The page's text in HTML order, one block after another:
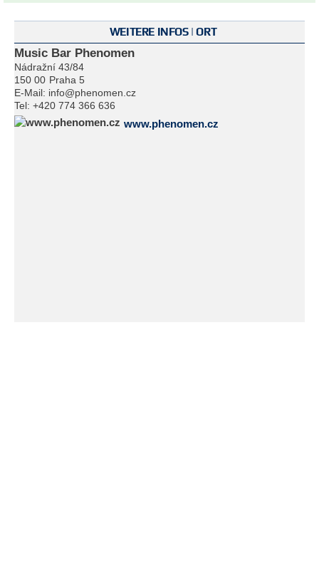
WEITERE INFOS | ORT
Music Bar Phenomen
Nádražní 43/84
150 00 Praha 5
E-Mail: info@phenomen.cz
Tel: +420 774 366 636
www.phenomen.cz